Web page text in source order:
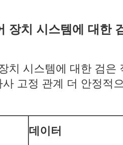
장치 시스템에 대한
치 시스템에 대한 검
고정 관계 더 안정적
데이터